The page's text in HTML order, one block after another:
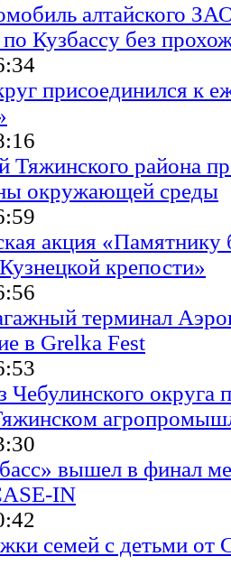
алтайского
по Кузбассу без
присоединился к
Тяжинского района
окружающей среды
акция «Памятнику
крепости»
терминал
в Grelka Fest
округа
вышел в финал
IN
семей с детьми от